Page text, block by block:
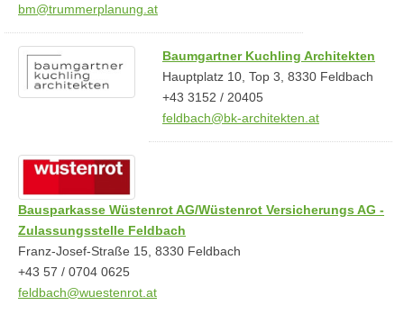
bm@trummerplanung.at
Baumgartner Kuchling Architekten
Hauptplatz 10, Top 3, 8330 Feldbach
+43 3152 / 20405
feldbach@bk-architekten.at
Bausparkasse Wüstenrot AG/Wüstenrot Versicherungs AG -
Zulassungsstelle Feldbach
Franz-Josef-Straße 15, 8330 Feldbach
+43 57 / 0704 0625
feldbach@wuestenrot.at